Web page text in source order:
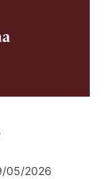
05/2026